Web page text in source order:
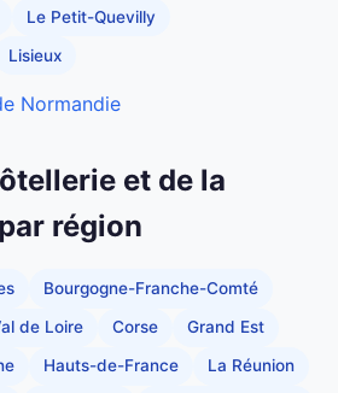
Le Petit-Quevilly
Lisieux
Normandie
et de la
région
Bourgogne-Franche-Comté
de Loire Corse Grand Est
Hauts-de-France La Réunion